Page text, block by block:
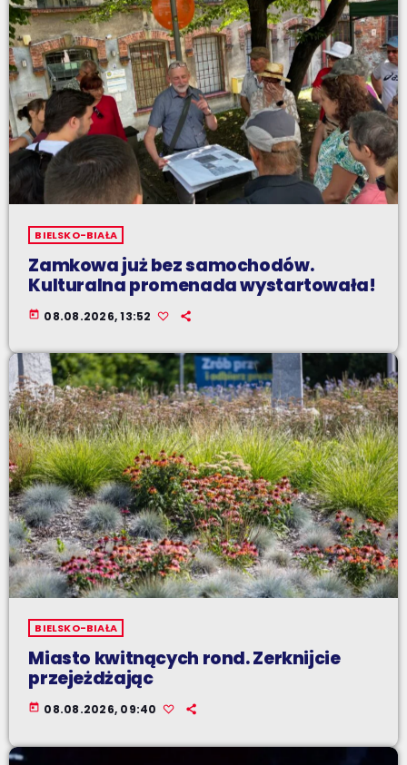
BIELSKO-BIAŁA
Zamkowa już bez samochodów.
Kulturalna promenada wystartowała!
today 08.08.2026, 13:52
BIELSKO-BIAŁA
Miasto kwitnących rond. Zerknijcie
przejeżdżając
today 08.08.2026, 09:40